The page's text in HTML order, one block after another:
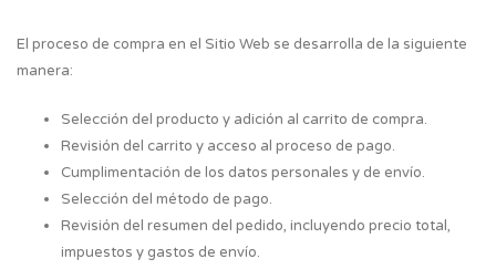
El proceso de compra en el Sitio Web se desarrolla de la siguiente
manera:
Selección del producto y adición al carrito de compra.
Revisión del carrito y acceso al proceso de pago.
Cumplimentación de los datos personales y de envío.
Selección del método de pago.
Revisión del resumen del pedido, incluyendo precio total,
impuestos y gastos de envío.